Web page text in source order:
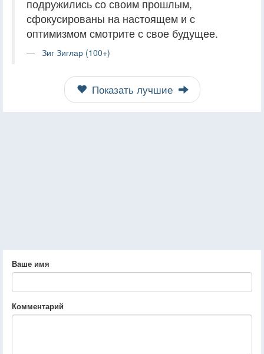
подружились со своим прошлым,
сфокусированы на настоящем и с
оптимизмом смотрите с свое будущее.
Зиг Зиглар (100+)
Показать лучшие
Ваше имя
Комментарий